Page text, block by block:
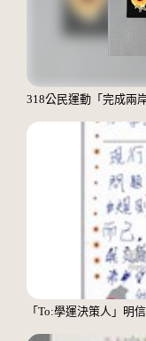
318公民運動「完成兩
「To:學運決策人」明